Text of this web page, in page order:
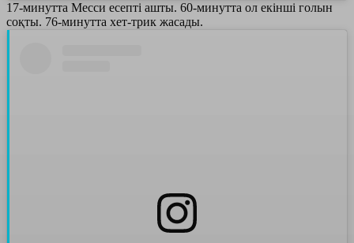
17-минутта Месси есепті ашты. 60-минутта ол екінші голын
соқты. 76-минутта хет-трик жасады.